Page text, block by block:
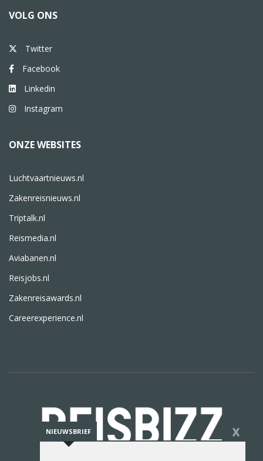
VOLG ONS
Twitter
Facebook
Linkedin
Instagram
ONZE WEBSITES
Luchtvaartnieuws.nl
Zakenreisnieuws.nl
Triptalk.nl
Reismedia.nl
Aviabanen.nl
Reisjobs.nl
Zakenreisawards.nl
Careerexperience.nl
NIEUWSBRIEF X